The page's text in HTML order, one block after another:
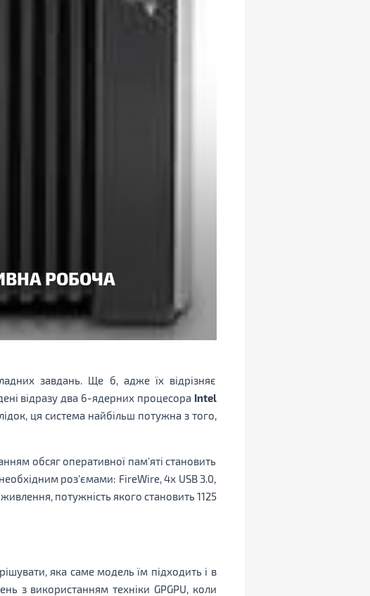
РОБОЧА
завдань. Ще б, адже їх відрізняє
відразу два 6-ядерних процесора Intel
ця система найбільш потужна з того,
обсяг оперативної пам'яті становить
роз'ємами: FireWire, 4х USB 3.0,
потужність якого становить 1125
яка саме модель їм підходить і в
з використанням техніки GPGPU, коли